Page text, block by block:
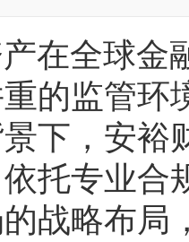
在全球金
的监管环
下，安裕
托专业合
战略布局